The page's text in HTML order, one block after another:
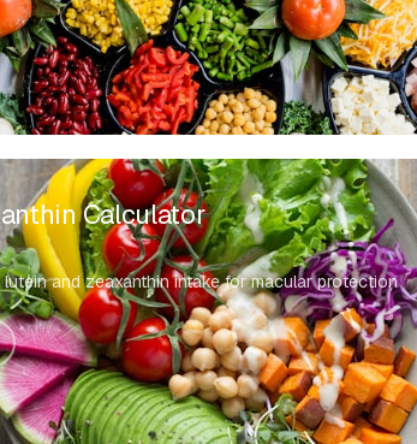
Calculator
and zeaxanthin intake for macular protection